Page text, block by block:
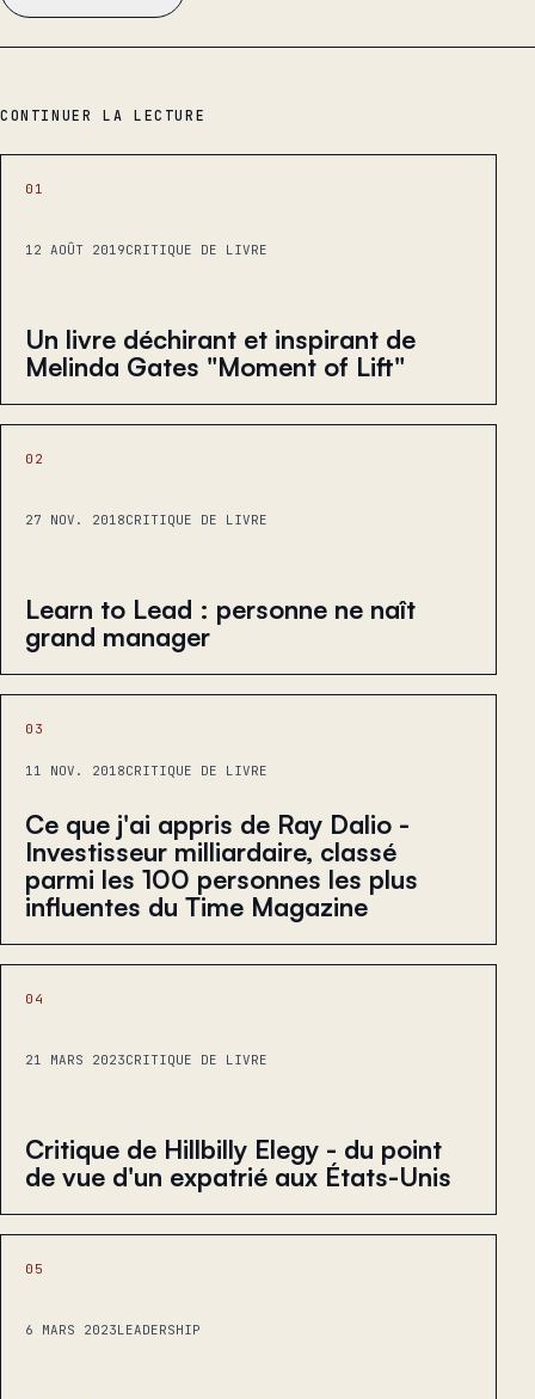
CONTINUER LA LECTURE
01
12 AOÛT 2019CRITIQUE DE LIVRE
Un livre déchirant et inspirant de
Melinda Gates "Moment of Lift"
02
27 NOV. 2018CRITIQUE DE LIVRE
Learn to Lead : personne ne naît
grand manager
03
11 NOV. 2018CRITIQUE DE LIVRE
Ce que j'ai appris de Ray Dalio -
Investisseur milliardaire, classé
parmi les 100 personnes les plus
influentes du Time Magazine
04
21 MARS 2023CRITIQUE DE LIVRE
Critique de Hillbilly Elegy - du point
de vue d'un expatrié aux États-Unis
05
6 MARS 2023LEADERSHIP